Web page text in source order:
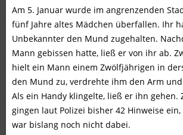
Am 5. Januar wurde im angrenzenden
fünf Jahre altes Mädchen überfallen. Ihr
Unbekannter den Mund zugehalten.
Mann gebissen hatte, ließ er von ihr ab.
hielt ein Mann einem Zwölfjährigen in
den Mund zu, verdrehte ihm den Arm
Als ein Handy klingelte, ließ er ihn gehen.
gingen laut Polizei bisher 42 Hinweise
war bislang noch nicht dabei.